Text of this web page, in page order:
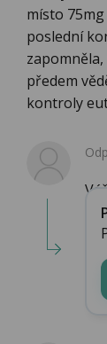
místo
poslední
předem
kontroly